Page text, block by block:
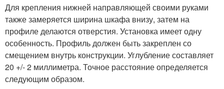
Для крепления нижней направляющей своими руками
также замеряется ширина шкафа внизу, затем на
профиле делаются отверстия. Установка имеет одну
особенность. Профиль должен быть закреплен со
смещением внутрь конструкции. Углубление составляет
20 +/- 2 миллиметра. Точное расстояние определяется
следующим образом.